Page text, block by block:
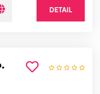
DETAIL